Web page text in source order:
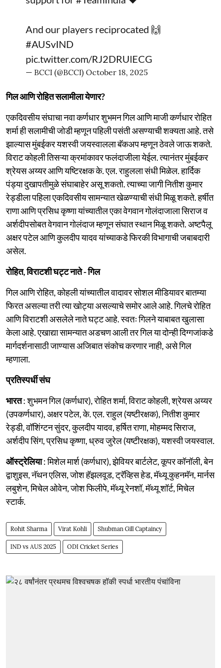
And our players reciprocated 🙌
#AUSvIND
pic.twitter.com/RJ2DRUlECG
— BCCI (@BCCI) October 18, 2025
गिल आणि रोहित सलामीला येणार?
एकदिवसीय संघाचा नवा कर्णधार शुभमन गिल आणि माजी कर्णधार रोहित
शर्मा ही सलामीची जोडी म्हणून पहिली पसंती असण्याची शक्यता आहे. तसे
झाल्यास मुंबईकर यशस्वी जयस्वालला बॅकअप म्हणून ठेवले जाऊ शकते.
विराट कोहली तिसऱ्या क्रमांकावर फलंदाजीला येईल. त्यानंतर मुंबईकर
श्रेयस अय्यर आणि यष्टिरक्षक के. एल. राहुलला संधी मिळेल. हार्दिक
पंड्या दुखापतीमुळे संघाबाहेर असू शकतो. त्याच्या जागी नितीश कुमार
रेड्डीला पहिला एकदिवसीय सामन्यात खेळण्याची संधी मिळू शकते. हर्षीत
राणा आणि प्रसिध कृष्णा यांच्यातील एका वेगवान गोलंदाजाला सिराज व
अर्शदीपसोबत वेगवान गोलंदाज म्हणून संघात स्थान मिळू शकते. अष्टपैलू
अक्षर पटेल आणि कुलदीप यादव यांच्याकडे फिरकी विभागाची जबाबदारी
असेल.
रोहित, विराटशी घट्ट नाते - गिल
गिल आणि रोहित, कोहली यांच्यातील वादावर सोशल मीडियावर बातम्या
फिरत असल्या तरी त्या खोट्या असल्याचे समोर आले आहे. गिलचे रोहित
आणि विराटशी असलेले नाते घट्ट आहे. स्वतः गिलने याबाबत खुलासा
केला आहे. एखाद्या सामन्यात अडचण आली तर गिल या दोन्ही दिग्गजांकडे
मार्गदर्शनासाठी जाण्यास अजिबात संकोच करणार नाही, असे गिल
म्हणाला.
प्रतिस्पर्धी संघ
भारत: शुभमन गिल (कर्णधार), रोहित शर्मा, विराट कोहली, श्रेयस अय्यर
(उपकर्णधार), अक्षर पटेल, के. एल. राहुल (यष्टीरक्षक), नितीश कुमार
रेड्डी, वॉशिंग्टन सुंदर, कुलदीप यादव, हर्षित राणा, मोहम्मद सिराज,
अर्शदीप सिंग, प्रसिध कृष्णा, ध्रुव जुरेल (यष्टीरक्षक), यशस्वी जयस्वाल.
ऑस्ट्रेलिया: मिशेल मार्श (कर्णधार), झेवियर बार्टलेट, कूपर कॉनॉली, बेन
द्वाशुइस, नॅथन एलिस, जोश हॅझलवूड, ट्रॅव्हिस हेड, मॅथ्यू कुहनमॅन, मार्नस
लबुशेन, मिचेल ओवेन, जोश फिलीपे, मॅथ्यू रेनशॉ, मॅथ्यू शॉर्ट, मिचेल
स्टार्क.
Rohit Sharma Virat Kohli Shubman Gill Captaincy
IND vs AUS 2025 ODI Cricket Series